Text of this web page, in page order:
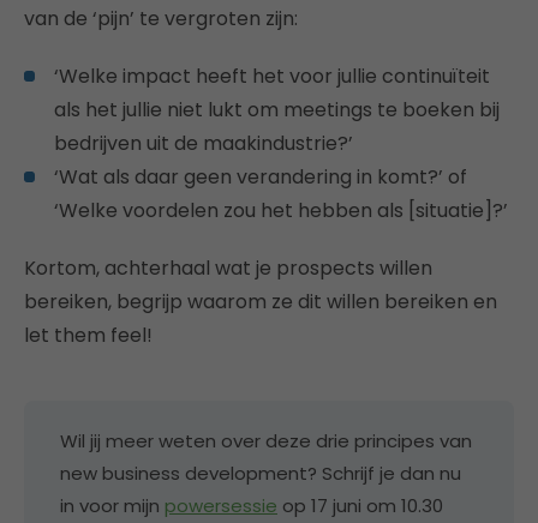
van de ‘pijn’ te vergroten zijn:
‘Welke impact heeft het voor jullie continuïteit
als het jullie niet lukt om meetings te boeken bij
bedrijven uit de maakindustrie?’
‘Wat als daar geen verandering in komt?’ of
‘Welke voordelen zou het hebben als [situatie]?’
Kortom, achterhaal wat je prospects willen
bereiken, begrijp waarom ze dit willen bereiken en
let them feel!
Wil jij meer weten over deze drie principes van
new business development? Schrijf je dan nu
in voor mijn powersessie op 17 juni om 10.30